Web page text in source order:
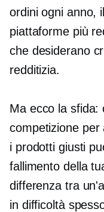
ordini ogni anno,
piattaforme più
che desiderano
redditizia.
Ma ecco la sfida:
competizione per
i prodotti giusti
fallimento della
differenza tra
in difficoltà